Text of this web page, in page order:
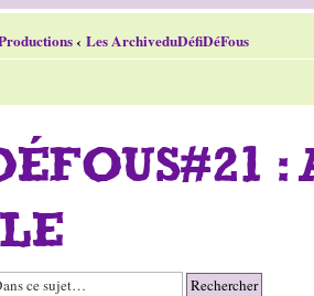
‹ Les ArchiveduDéfiDéFous
: